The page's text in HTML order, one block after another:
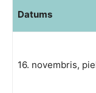
Datums
16. novembris,